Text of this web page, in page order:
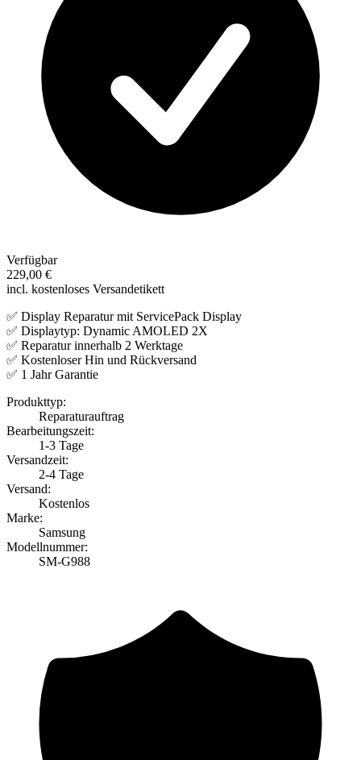
Verfügbar
229,00 €
incl. kostenloses Versandetikett
✅ Display Reparatur mit ServicePack Display
✅ Displaytyp: Dynamic AMOLED 2X
✅ Reparatur innerhalb 2 Werktage
✅ Kostenloser Hin und Rückversand
✅ 1 Jahr Garantie
Produkttyp:
Reparaturauftrag
Bearbeitungszeit:
1-3 Tage
Versandzeit:
2-4 Tage
Versand:
Kostenlos
Marke:
Samsung
Modellnummer:
SM-G988